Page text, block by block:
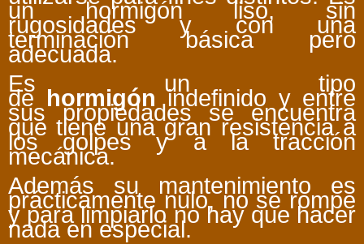
un hormigón liso, sin
rugosidades y con una
terminación básica pero
adecuada.
Es un tipo
de hormigónindefinido y entre
sus propiedades se encuentra
que tiene una gran resistencia a
los golpes y a la tracción
mecánica.
Además su mantenimiento es
prácticamente nulo, no se rompe
y para limpiarlo no hay que hacer
nada en especial.